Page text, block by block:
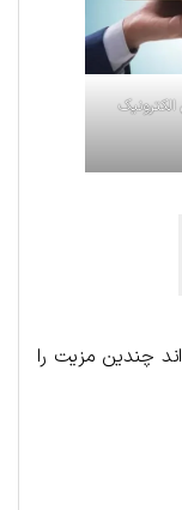
چندین مزیت را